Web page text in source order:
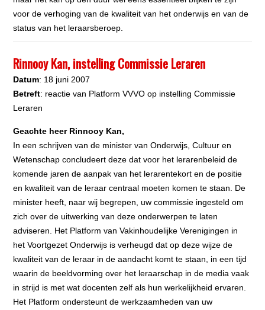
voor de verhoging van de kwaliteit van het onderwijs en van de
status van het leraarsberoep.
Rinnooy Kan, instelling Commissie Leraren
Datum: 18 juni 2007
Betreft: reactie van Platform VVVO op instelling Commissie
Leraren
Geachte heer Rinnooy Kan,
In een schrijven van de minister van Onderwijs, Cultuur en
Wetenschap concludeert deze dat voor het lerarenbeleid de
komende jaren de aanpak van het lerarentekort en de positie
en kwaliteit van de leraar centraal moeten komen te staan. De
minister heeft, naar wij begrepen, uw commissie ingesteld om
zich over de uitwerking van deze onderwerpen te laten
adviseren. Het Platform van Vakinhoudelijke Verenigingen in
het Voortgezet Onderwijs is verheugd dat op deze wijze de
kwaliteit van de leraar in de aandacht komt te staan, in een tijd
waarin de beeldvorming over het leraarschap in de media vaak
in strijd is met wat docenten zelf als hun werkelijkheid ervaren.
Het Platform ondersteunt de werkzaamheden van uw